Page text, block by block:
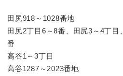
田尻918～1028番地
田尻2丁目6～8番、田尻3～4丁目
番
高谷1～3丁目
高谷1287～2023番地